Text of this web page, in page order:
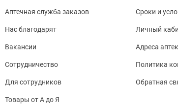
Аптечная служба заказов
Нас благодарят
Вакансии
Сотрудничество
Для сотрудников
Товары от А до Я
Сроки и
Личный
Адреса аптек
Политика
Обратная